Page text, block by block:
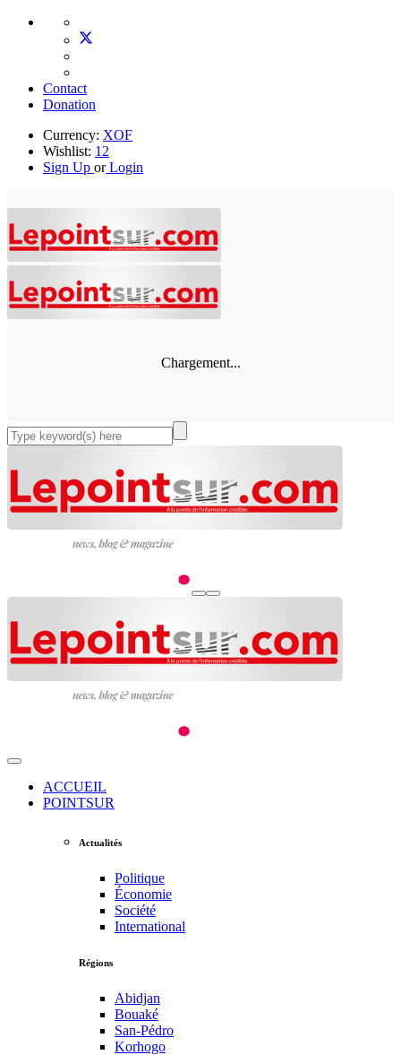
Contact
Donation
Currency: XOF
Wishlist: 12
Sign Up orLogin
Chargement...
ACCUEIL
POINTSUR
Actualités
Politique
Économie
Société
International
Régions
Abidjan
Bouaké
San-Pédro
Korhogo